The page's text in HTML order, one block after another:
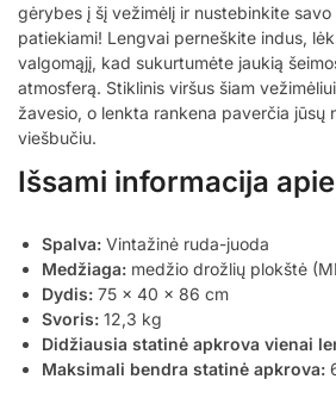
gėrybes į šį vežimėlį ir nustebinkite savo
patiekiami! Lengvai perneškite indus,
valgomąjį, kad sukurtumėte jaukią
atmosferą. Stiklinis viršus šiam
žavesio, o lenkta rankena paverčia jūsų
viešbučiu.
Išsami informacija
Spalva: Vintažinė ruda-juoda
Medžiaga: medžio drožlių plokštė
Dydis: 75 x 40 x 86 cm
Svoris: 12,3 kg
Didžiausia statinė apkrova vienai
Maksimali bendra statinė apkrova: